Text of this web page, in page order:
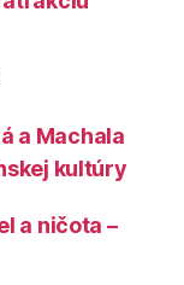
a Machala
kultúry
a ničota –